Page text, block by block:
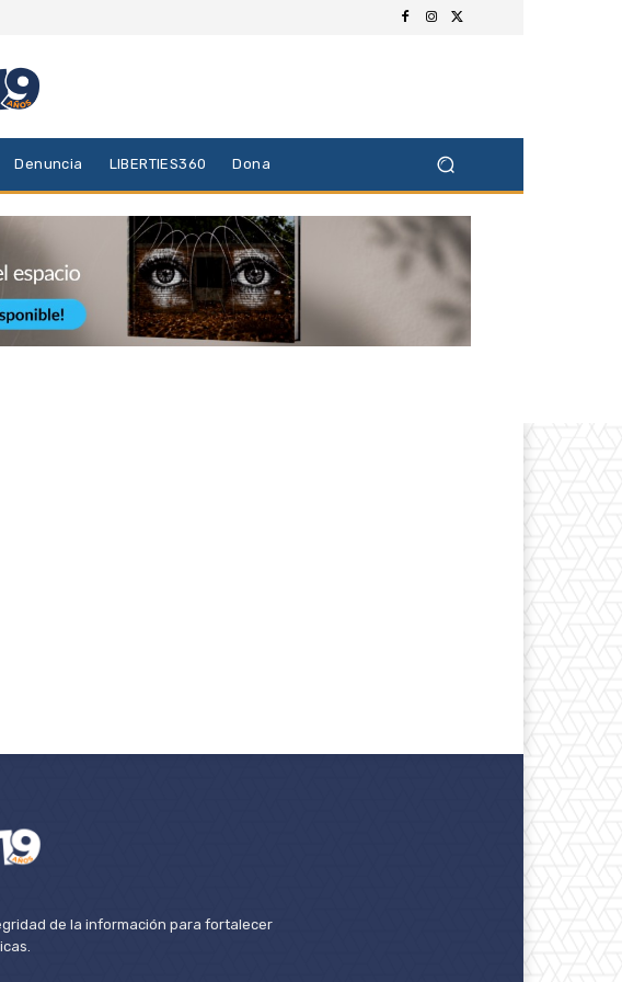
Denuncia LIBERTIES360 Dona
de la información para fortalecer